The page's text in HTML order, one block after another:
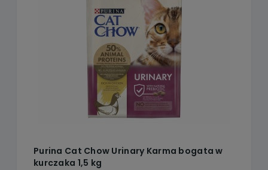
Purina Cat Chow Urinary Karma bogata w
kurczaka 1,5 kg